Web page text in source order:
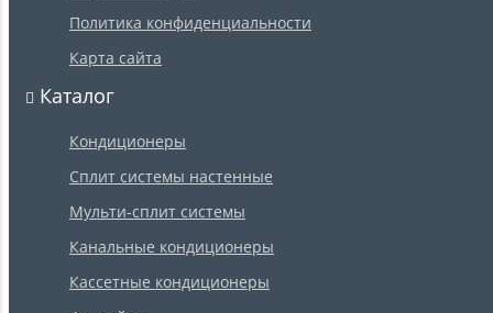
Политика конфиденциальности
Карта сайта
Каталог
Кондиционеры
Сплит системы настенные
Мульти-сплит системы
Канальные кондиционеры
Кассетные кондиционеры